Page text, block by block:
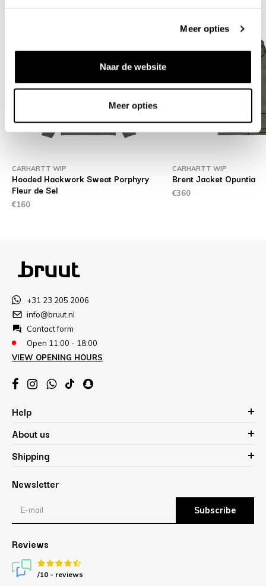
Meer opties
Naar de website
Meer opties
CARHARTT WIP
Hooded Hackwork Sweat Porphyry
Fleur de Sel
€160
CARHARTT WIP
Brent Jacket Opuntia
€360
+31 23 205 2006
info@bruut.nl
Contact form
Open 11:00 - 18:00
VIEW OPENING HOURS
Help
About us
Shipping
Newsletter
Subscribe
Reviews
/10 - reviews